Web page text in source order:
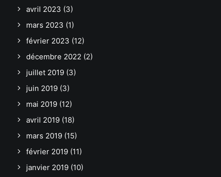
avril 2023 (3)
mars 2023 (1)
février 2023 (12)
décembre 2022 (2)
juillet 2019 (3)
juin 2019 (3)
mai 2019 (12)
avril 2019 (18)
mars 2019 (15)
février 2019 (11)
janvier 2019 (10)